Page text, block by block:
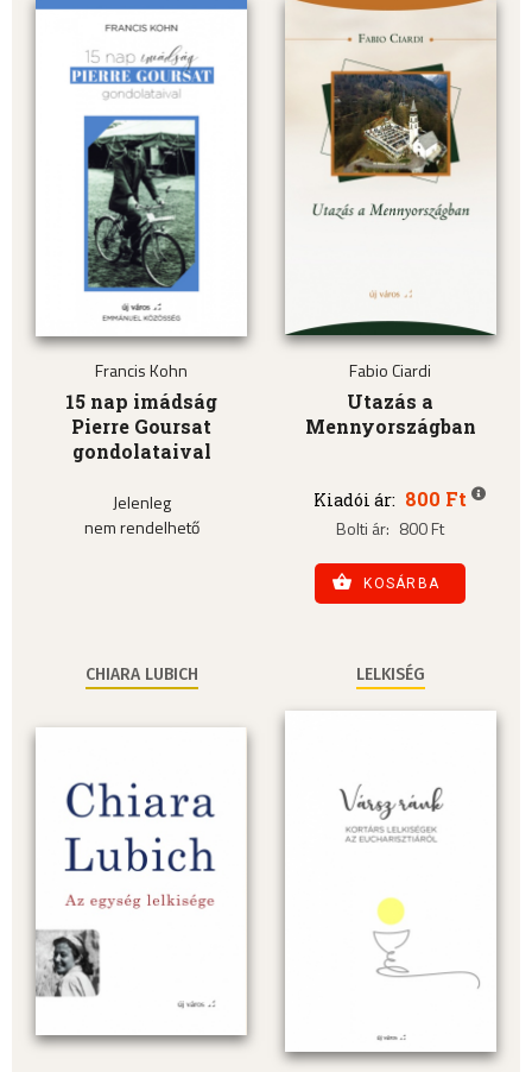
Francis Kohn
15 nap imádság
Pierre Goursat
gondolataival
Jelenleg
nem rendelhető
Fabio Ciardi
Utazás a
Mennyországban
Kiadói ár: 800 Ft
Bolti ár: 800 Ft
KOSÁRBA
CHIARA LUBICH LELKISÉG